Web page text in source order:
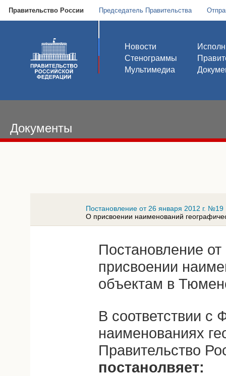
Правительство России Председатель Правительства
Новости
Стенограммы
Мультимедиа
Документы
Постановление от 26 января 2012 г. №19
О присвоении наименований
Постановление
присвоении
объектам в
В соответствии
наименованиях
Правительство
постанолвяет: